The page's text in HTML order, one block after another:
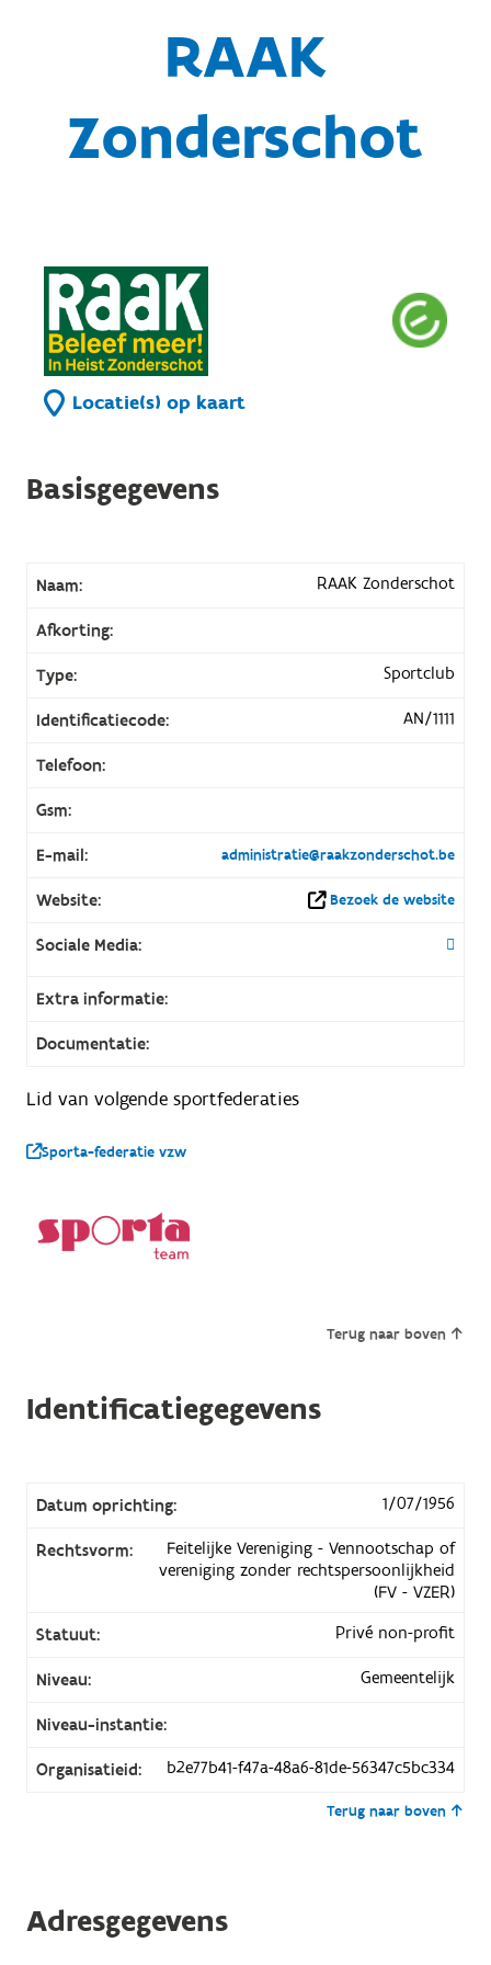
RAAK
Zonderschot
Locatie(s) op kaart
Basisgegevens
Naam: RAAK Zonderschot
Afkorting:
Type: Sportclub
Identificatiecode: AN/1111
Telefoon:
Gsm:
E-mail: administratie@raakzonderschot.be
Website: Bezoek de website
Sociale Media:
Extra informatie:
Documentatie:
Lid van volgende sportfederaties
Sporta-federatie vzw
Terug naar boven
Identificatiegegevens
Datum oprichting: 1/07/1956
Rechtsvorm:
Feitelijke Vereniging - Vennootschap of
vereniging zonder rechtspersoonlijkheid
(FV - VZER)
Statuut:
Privé non-profit
Niveau: Gemeentelijk
Niveau-instantie:
Organisatieid: b2e77b41-f47a-48a6-81de-56347c5bc334
Terug naar boven
Adresgegevens